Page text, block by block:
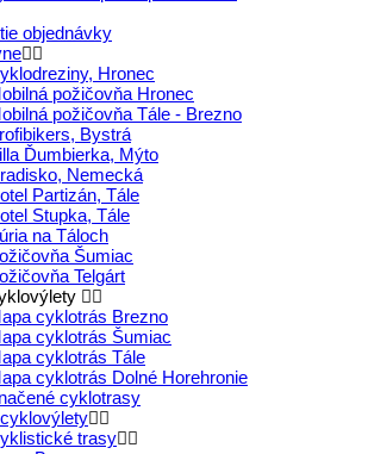
objednávky
Hronec
požičovňa Hronec
požičovňa Tále - Brezno
Bystrá
Ďumbierka, Mýto
Nemecká
Partizán, Tále
Stupka, Tále
na Táloch
Šumiac
Telgárt
cyklotrás Brezno
cyklotrás Šumiac
cyklotrás Tále
cyklotrás Dolné Horehronie
cyklotrasy
trasy